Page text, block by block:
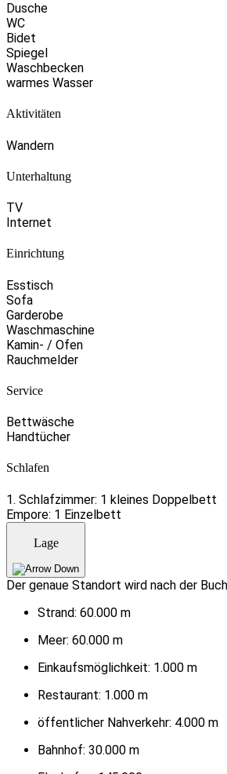
Dusche
WC
Bidet
Spiegel
Waschbecken
warmes Wasser
Aktivitäten
Wandern
Unterhaltung
TV
Internet
Einrichtung
Esstisch
Sofa
Garderobe
Waschmaschine
Kamin- / Ofen
Rauchmelder
Service
Bettwäsche
Handtücher
Schlafen
1. Schlafzimmer: 1 kleines Doppelbett
Empore: 1 Einzelbett
Lage
Der genaue Standort wird nach der
Strand: 60.000 m
Meer: 60.000 m
Einkaufsmöglichkeit: 1.000 m
Restaurant: 1.000 m
öffentlicher Nahverkehr: 4.000 m
Bahnhof: 30.000 m